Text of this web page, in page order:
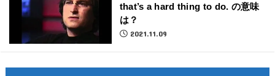
that’s a hard thing to do. の意味
は？
2021.11.09